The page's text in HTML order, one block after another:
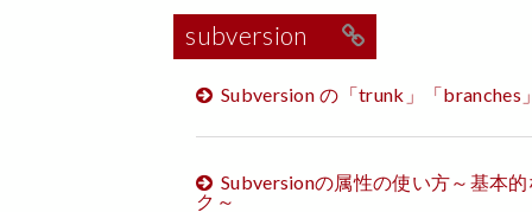
subversion
Subversion の「trunk」「branches
Subversionの属性の使い方～基本
ク～